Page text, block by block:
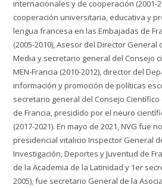
internacionales y de cooperación (2001-
cooperación universitaria, educativa y
lengua francesa en las Embajadas de
(2005-2010), Asesor del Director General
Media y secretario general del Consejo
MEN-Francia (2010-2012), director del
información y promoción de políticas
secretario general del Consejo Científico
de Francia, presidido por el neuro
(2017-2021). En mayo de 2021, NVG fue
presidencial vitalicio Inspector General
Investigación, Deportes y Juventud de
de la Academia de la Latinidad y 1er
2005), fue secretario General de la